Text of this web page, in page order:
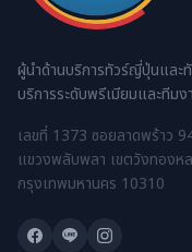
ผู้นำด้านบริการทัวร์ญี่ปุ่นและ
บริการระดับพรีเมียมและทีม
เลขที่ 1373 ซอยลาดพร้าว
แขวงพลับพลา เขตวังทองห
กรุงเทพมหานคร 10310